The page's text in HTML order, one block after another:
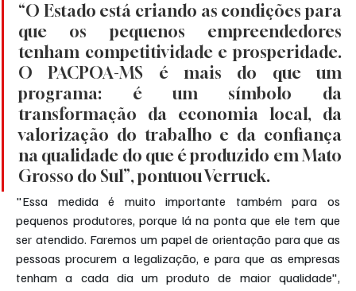
“O Estado está criando as condições para
que os pequenos empreendedores
tenham competitividade e prosperidade.
O PACPOA-MS é mais do que um
programa: é um símbolo da
transformação da economia local, da
valorização do trabalho e da confiança
na qualidade do que é produzido em Mato
Grosso do Sul”, pontuou Verruck.
"Essa medida é muito importante também para os
pequenos produtores, porque lá na ponta que ele tem que
ser atendido. Faremos um papel de orientação para que as
pessoas procurem a legalização, e para que as empresas
tenham a cada dia um produto de maior qualidade",